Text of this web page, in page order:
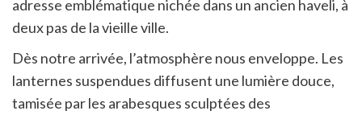
adresse emblématique nichée dans un ancien haveli, à
deux pas de la vieille ville.
Dès notre arrivée, l’atmosphère nous enveloppe. Les
lanternes suspendues diffusent une lumière douce,
tamisée par les arabesques sculptées des